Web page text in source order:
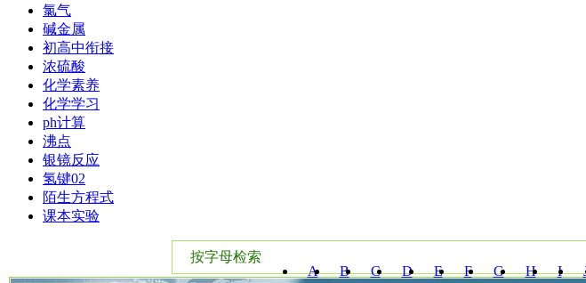
氯气
碱金属
初高中衔接
浓硫酸
化学素养
化学学习
ph计算
沸点
银镜反应
氢键02
陌生方程式
课本实验
按字母检索
A
B C D E F G H I